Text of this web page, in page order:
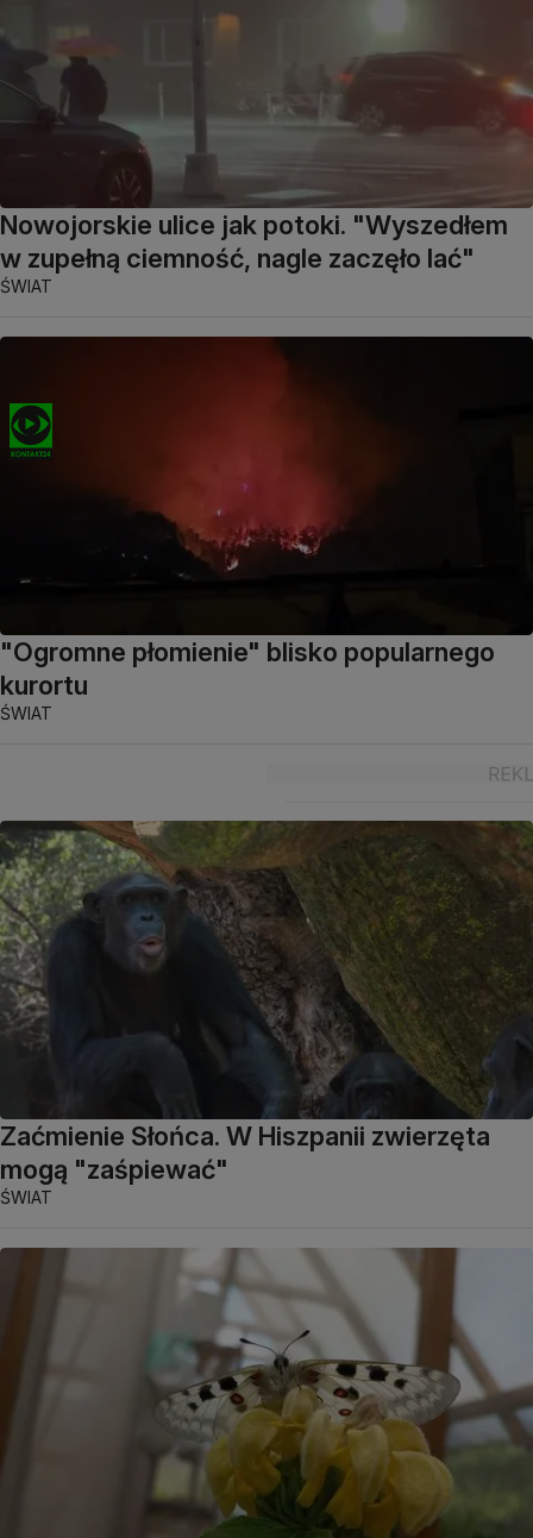
Nowojorskie ulice jak potoki. "Wyszedłem
w zupełną ciemność, nagle zaczęło lać"
ŚWIAT
"Ogromne płomienie" blisko popularnego
kurortu
ŚWIAT
Zaćmienie Słońca. W Hiszpanii zwierzęta
mogą "zaśpiewać"
ŚWIAT